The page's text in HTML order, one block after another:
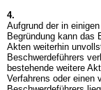
4.
Aufgrund der in
Begründung kann das
Akten weiterhin
Beschwerdeführers
bestehende weitere
Verfahrens oder einen